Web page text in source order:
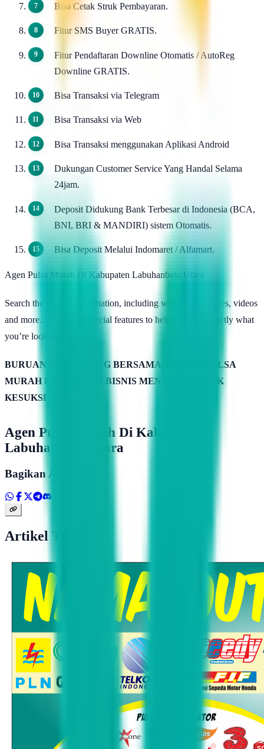
Bisa Cetak Struk Pembayaran.
Fitur SMS Buyer GRATIS.
Fitur Pendaftaran Downline Otomatis / AutoReg
Downline GRATIS.
Bisa Transaksi via Telegram
Bisa Transaksi via Web
Bisa Transaksi menggunakan Aplikasi Android
Dukungan Customer Service Yang Handal Selama
24jam.
Deposit Didukung Bank Terbesar di Indonesia (BCA,
BNI, BRI & MANDIRI) sistem Otomatis.
Bisa Deposit Melalui Indomaret / Alfamart.
Agen Pulsa Murah Di Kabupaten Labuhanbatu Utara
Search the world’s information, including webpages, images, videos
and more. . has many special features to help you find exactly what
you’re looking for..
BURUAN BERGABUNG BERSAMA SERVER PULSA
MURAH KAMIMITRA BISNIS MENUJU PUNCAK
KESUKSESAN
Agen Pulsa Murah Di Kabupaten
Labuhanbatu Utara
Bagikan Artikel
Artikel Terkait